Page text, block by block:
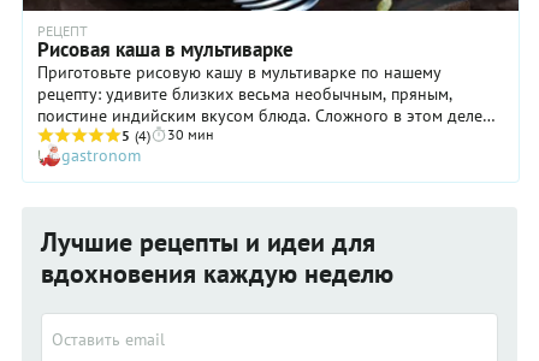
РЕЦЕПТ
Рисовая каша в мультиварке
Приготовьте рисовую кашу в мультиварке по нашему
рецепту: удивите близких весьма необычным, пряным,
поистине индийским вкусом блюда. Сложного в этом деле
нет ничего, да и разница с обычными вариантами
заключается только в добавлении корицы с кардамоном. И
тем не менее столь незначительные детали кардинально
несомненная польза для организма, ведь крупа готовится на
воде, а подается с кунжутом.
5 (4) 30 мин
gastronom
Лучшие рецепты и идеи для
вдохновения каждую неделю